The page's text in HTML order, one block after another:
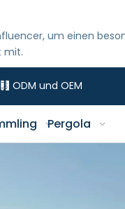
um einen
mit.
 ODM und OEM
Pergola